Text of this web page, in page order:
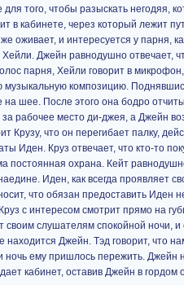
для того, чтобы разыскать негодяя,
в кабинете, через который лежит
оживает, и интересуется у парня,
Джейн равнодушно отвечает,
парня, Хейли говорит в
музыкальную композицию.
на шее. После этого она бодро
за рабочее место ди-джея, а Джейн
Крузу, что он перегибает палку,
Иден. Круз отвечает, что кто-то
постоянная охрана. Кейт
Иден, как всегда проявляет
что обязан предоставить Иден
с интересом смотрит прямо на
своим слушателям спокойной ночи, и
находится Джейн. Тэд говорит, что
ночь ему пришлось пережить. Джейн
кабинет, оставив Джейн в гордом